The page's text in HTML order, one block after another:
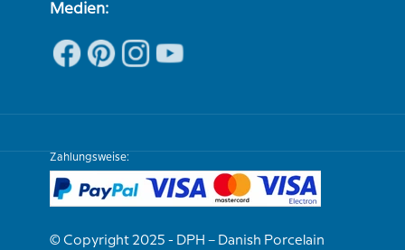
Medien:
Zahlungsweise:
© Copyright 2025 - DPH – Danish Porcelain